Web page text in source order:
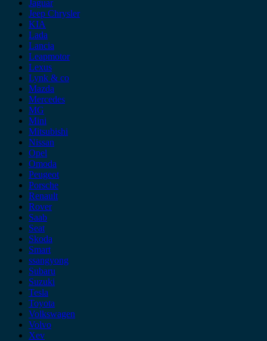
Jaguar
Jeep Chrysler
KIA
Lada
Lancia
Leapmotor
Lexus
Lynk & co
Mazda
Mercedes
MG
Mini
Mitsubishi
Nissan
Opel
Omoda
Peugeot
Porsche
Renault
Rover
Saab
Seat
Skoda
Smart
ssangyong
Subaru
Suzuki
Tesla
Toyota
Volkswagen
Volvo
Xev